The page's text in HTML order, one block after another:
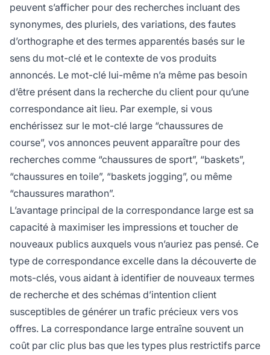
peuvent s’afficher pour des recherches incluant des
synonymes, des pluriels, des variations, des fautes
d’orthographe et des termes apparentés basés sur le
sens du mot-clé et le contexte de vos produits
annoncés. Le mot-clé lui-même n’a même pas besoin
d’être présent dans la recherche du client pour qu’une
correspondance ait lieu. Par exemple, si vous
enchérissez sur le mot-clé large “chaussures de
course”, vos annonces peuvent apparaître pour des
recherches comme “chaussures de sport”, “baskets”,
“chaussures en toile”, “baskets jogging”, ou même
“chaussures marathon”.
L’avantage principal de la correspondance large est sa
capacité à maximiser les impressions et toucher de
nouveaux publics auxquels vous n’auriez pas pensé. Ce
type de correspondance excelle dans la découverte de
mots-clés, vous aidant à identifier de nouveaux termes
de recherche et des schémas d’intention client
susceptibles de générer un trafic précieux vers vos
offres. La correspondance large entraîne souvent un
coût par clic plus bas que les types plus restrictifs parce